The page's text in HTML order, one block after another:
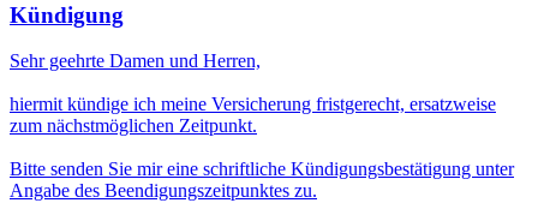
Kündigung
Sehr geehrte Damen und Herren,
hiermit kündige ich meine Versicherung fristgerecht, ersatzweise
zum nächstmöglichen Zeitpunkt.
Bitte senden Sie mir eine schriftliche Kündigungsbestätigung unter
Angabe des Beendigungszeitpunktes zu.